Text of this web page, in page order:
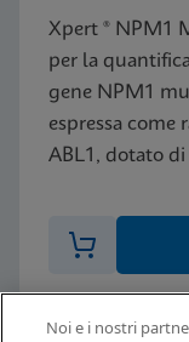
Xpert ® NPM1
per la
gene NPM1
espressa
ABL1, dotato di
Noi e i nostri